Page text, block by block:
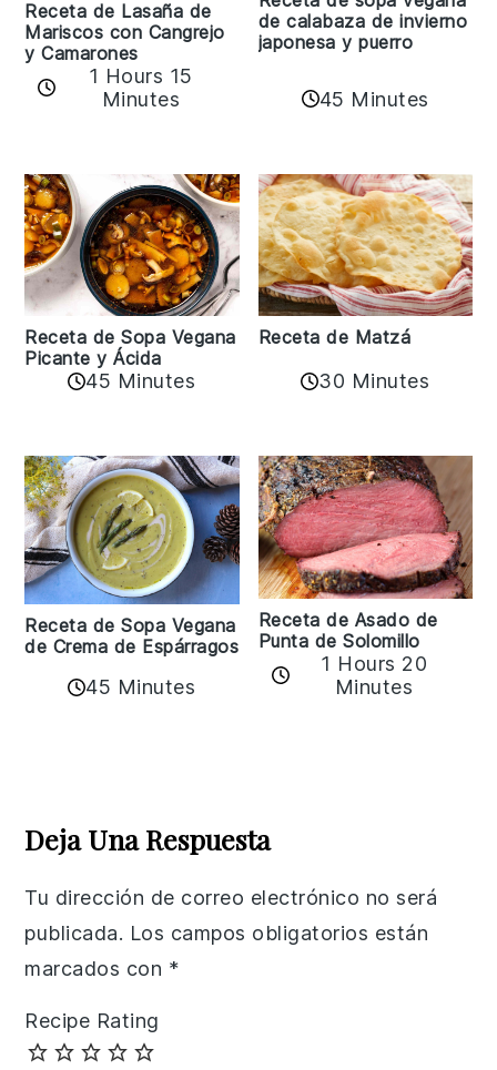
Receta de Lasaña de
Mariscos con Cangrejo
y Camarones
1 Hours 15
Minutes
de calabaza de invierno
japonesa y puerro
45 Minutes
Receta de Sopa Vegana
Picante y Ácida
45 Minutes
Receta de Matzá
30 Minutes
Receta de Sopa Vegana
de Crema de Espárragos
45 Minutes
Receta de Asado de
Punta de Solomillo
1 Hours 20
Minutes
Interactions
Deja Una Respuesta
Tu dirección de correo electrónico no será
publicada. Los campos obligatorios están
marcados con *
Recipe Rating